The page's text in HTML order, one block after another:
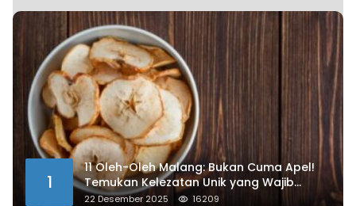
1
11 Oleh-Oleh Malang: Bukan Cuma Apel!
Temukan Kelezatan Unik yang Wajib
Dibawa
22 Desember 2025 16209